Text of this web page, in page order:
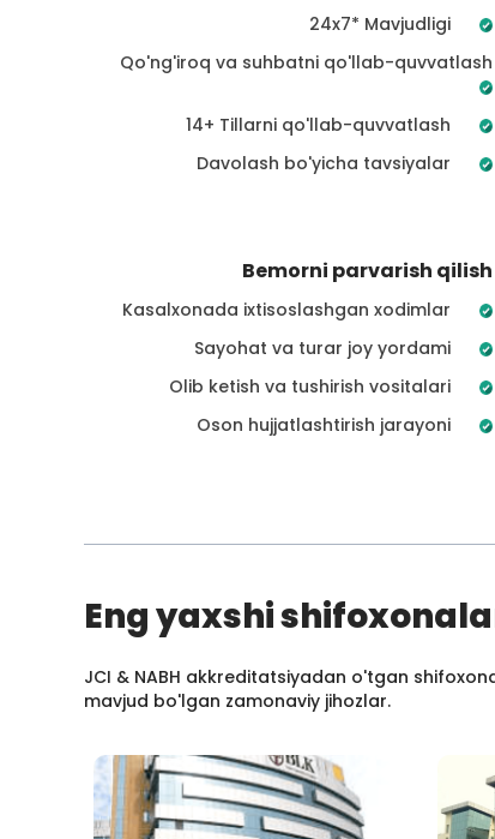
24x7* Mavjudligi
Qo'ng'iroq va suhbatni qo'llab-quvvatlash
14+ Tillarni qo'llab-quvvatlash
Davolash bo'yicha tavsiyalar
Bemorni parvarish qilish
Kasalxonada ixtisoslashgan xodimlar
Sayohat va turar joy yordami
Olib ketish va tushirish vositalari
Oson hujjatlashtirish jarayoni
Eng yaxshi
JCI & NABH akkreditatsiyadan o'tgan
mavjud bo'lgan zamonaviy jihozlar.